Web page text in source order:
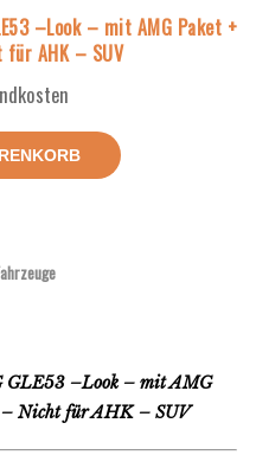
–Look – mit AMG Paket +
AHK – SUV
GLE53 –Look – mit AMG
– Nicht für AHK – SUV